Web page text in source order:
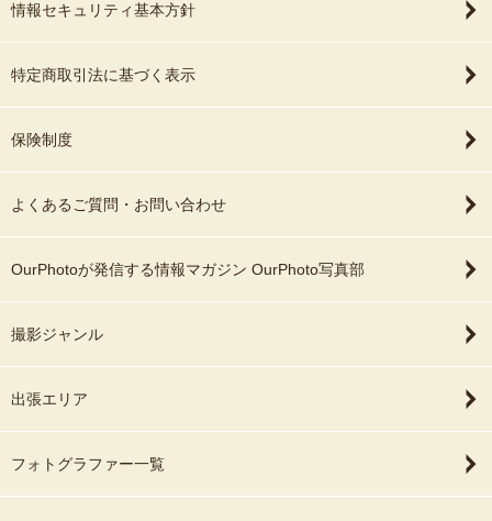
情報セキュリティ基本方針
特定商取引法に基づく表示
保険制度
よくあるご質問・お問い合わせ
OurPhotoが発信する情報マガジン OurPhoto写真部
撮影ジャンル
出張エリア
フォトグラファー一覧